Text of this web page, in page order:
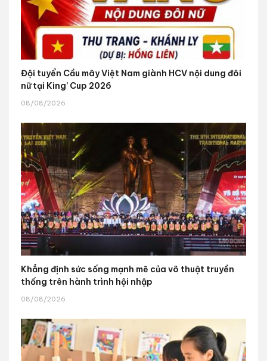
Đội tuyển Cầu mây Việt Nam giành HCV nội dung đôi
nữ tại King’ Cup 2026
08/08/2026
Khẳng định sức sống mạnh mẽ của võ thuật truyền
thống trên hành trình hội nhập
08/08/2026